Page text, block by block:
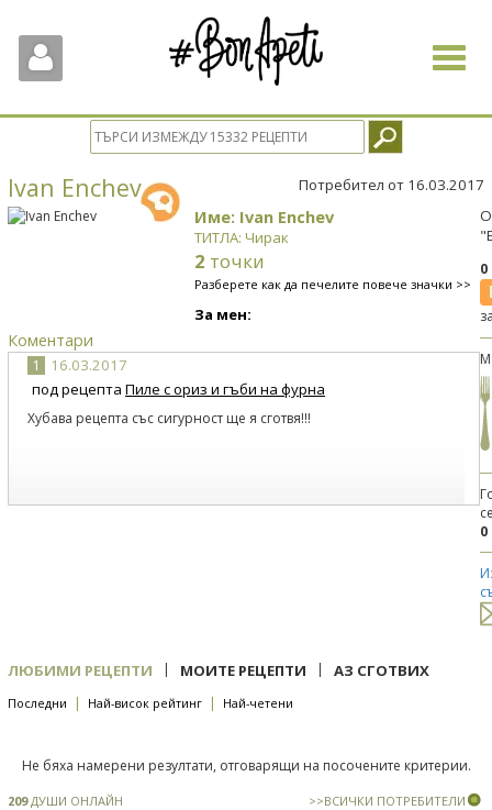
Toggle
Ivan Enchev Потребител от 16.03.2017
Име: Ivan Enchev
ТИТЛА: Чирак
2 точки
Разберете как да печелите повече значки >>
За мен:
Коментари
1
16.03.2017
под рецепта Пиле с ориз и гъби на фурна
Хубава рецепта със сигурност ще я сготвя!!!
0
ЛЮБИМИ РЕЦЕПТИ | МОИТЕ РЕЦЕПТИ | АЗ СГОТВИХ
Последни | Най-висок рейтинг | Най-четени
Не бяха намерени резултати, отговарящи на посочените критерии.
209ДУШИ ОНЛАЙН >>ВСИЧКИ ПОТРЕБИТЕЛИ